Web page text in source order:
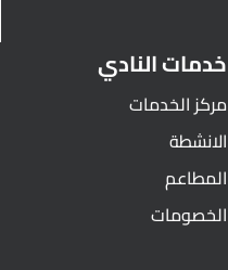
خدمات النادي
مركز الخدمات
الانشطة
المطاعم
الخصومات